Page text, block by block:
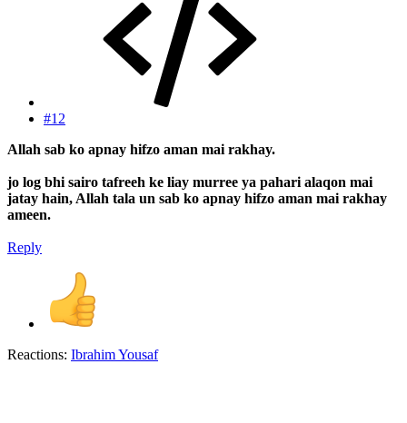
#12
Allah sab ko apnay hifzo aman mai rakhay.
jo log bhi sairo tafreeh ke liay murree ya pahari alaqon mai
jatay hain, Allah tala un sab ko apnay hifzo aman mai rakhay
ameen.
Reply
Reactions: Ibrahim Yousaf